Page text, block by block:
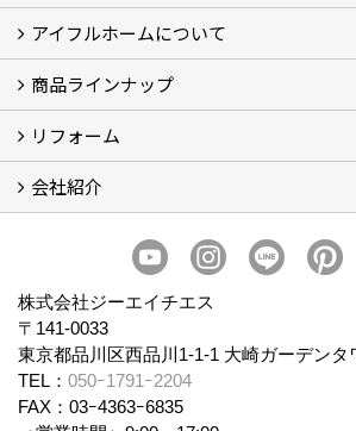
ブログ
現場レポート
アイフルホームについて
アイフルホームについて (5)
商品ラインナップ
商品ラインナップ
リフォーム
まるごと断熱リフォーム
イベント情報
施工事例
会社紹介
スタッフ紹介
個人情報保護方針
株式会社ジーエイチエス
〒141-0033
東京都品川区西品川1-1-1 大崎ガーデン
TEL： 050ｰ1791ｰ2204
FAX：03ｰ4363ｰ6835